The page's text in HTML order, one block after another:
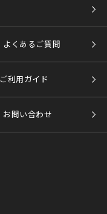
よくあるご質問
ご利用ガイド
お問い合わせ